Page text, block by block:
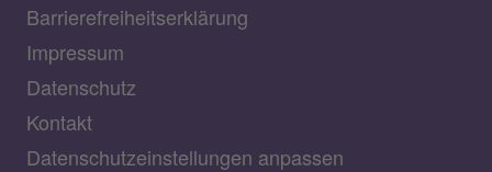
Barrierefreiheitserklärung
Impressum
Datenschutz
Kontakt
Datenschutzeinstellungen anpassen